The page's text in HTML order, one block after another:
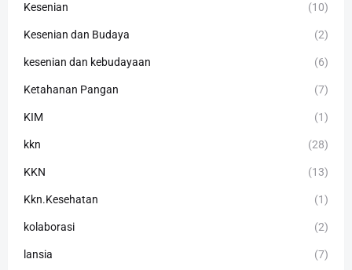
Kesenian (10)
Kesenian dan Budaya (2)
kesenian dan kebudayaan (6)
Ketahanan Pangan (7)
KIM (1)
kkn (28)
KKN (13)
Kkn.Kesehatan (1)
kolaborasi (2)
lansia (7)